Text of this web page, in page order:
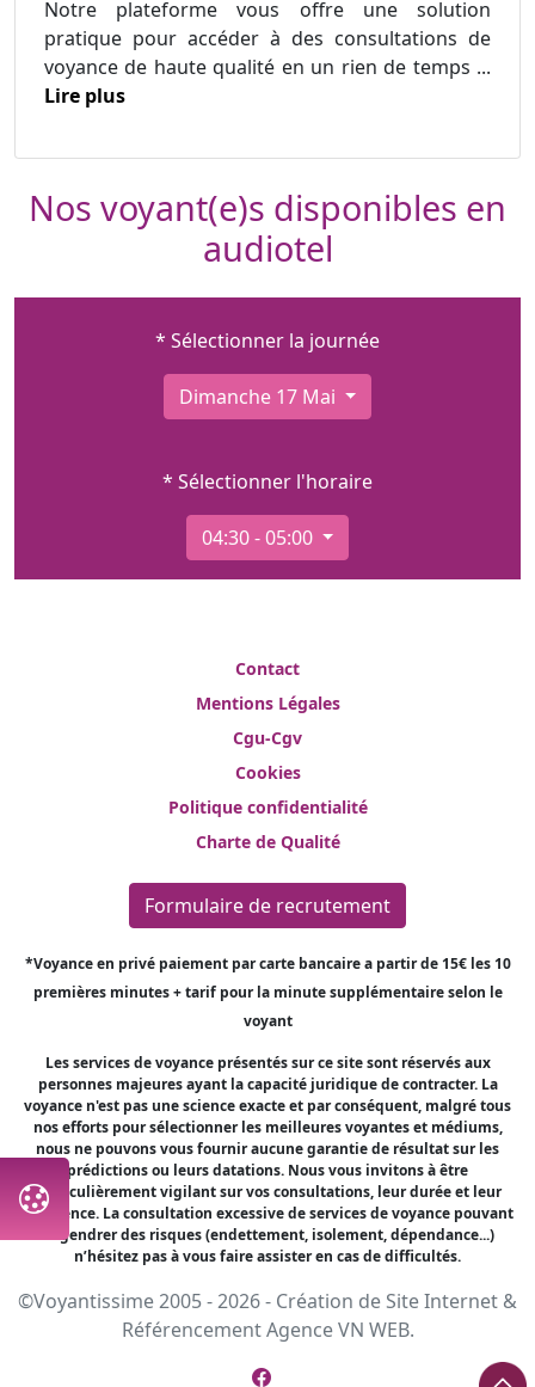
Notre plateforme vous offre une solution
pratique pour accéder à des consultations de
voyance de haute qualité en un rien de temps ...
Lire plus
Nos voyant(e)s disponibles en
audiotel
* Sélectionner la journée
Dimanche 17 Mai
* Sélectionner l'horaire
04:30 - 05:00
Contact
Mentions Légales
Cgu-Cgv
Cookies
Politique confidentialité
Charte de Qualité
Formulaire de recrutement
*Voyance en privé paiement par carte bancaire a partir de 15€ les 10
premières minutes + tarif pour la minute supplémentaire selon le
voyant
Les services de voyance présentés sur ce site sont réservés aux
personnes majeures ayant la capacité juridique de contracter. La
voyance n'est pas une science exacte et par conséquent, malgré tous
nos efforts pour sélectionner les meilleures voyantes et médiums,
nous ne pouvons vous fournir aucune garantie de résultat sur les
prédictions ou leurs datations. Nous vous invitons à être
particulièrement vigilant sur vos consultations, leur durée et leur
fréquence. La consultation excessive de services de voyance pouvant
engendrer des risques (endettement, isolement, dépendance...)
n’hésitez pas à vous faire assister en cas de difficultés.
©Voyantissime 2005 - 2026 - Création de Site Internet &
RéférencementAgence VN WEB.